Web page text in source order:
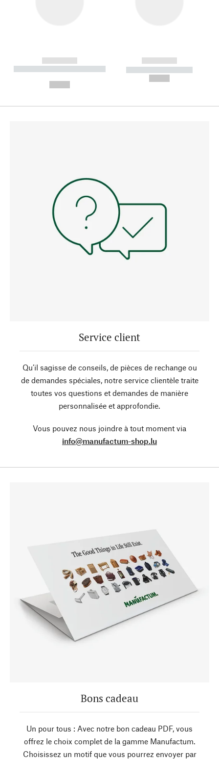
------------
----------- ----------- --------
------------
----------- -----------
Service client
Qu’il sagisse de conseils, de pièces de rechange ou
de demandes spéciales, notre service clientèle traite
toutes vos questions et demandes de manière
personnalisée et approfondie.
Vous pouvez nous joindre à tout moment via
info@manufactum-shop.lu
Bons cadeau
Un pour tous : Avec notre bon cadeau PDF, vous
offrez le choix complet de la gamme Manufactum.
Choisissez un motif que vous pourrez envoyer par